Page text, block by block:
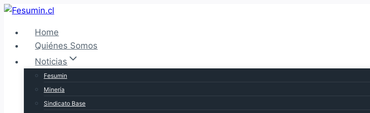
Saltar
contenidoHome
Quiénes Somos
Noticias
Fesumin
Minería
Sindicato Base